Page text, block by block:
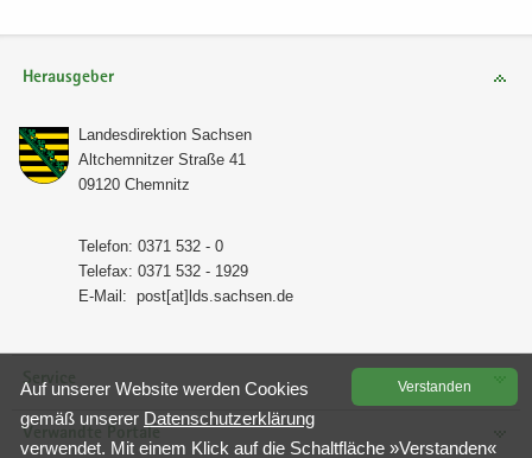
Herausgeber
Lan­des­di­rek­ti­on Sach­sen
Alt­chem­nit­zer Stra­ße 41
09120 Chem­nitz
Te­le­fon: 0371 532 - 0
Te­le­fax: 0371 532 - 1929
E-​Mail: post[at]lds.sach­sen.de
Service
Verwandte Portale
Ver­stan­den
Auf un­se­rer Web­site wer­den Coo­kies
gemäß un­se­rer Da­ten­schutz­er­klä­rung
ver­wen­det. Mit einem Klick auf die Schalt­flä­che »Ver­stan­den«